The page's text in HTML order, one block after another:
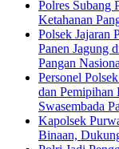
Polres Subang
Ketahanan
Polsek Jajaran
Panen Jagung
Pangan
Personel
dan Pemipihan
Swasembada
Kapolsek
Binaan,